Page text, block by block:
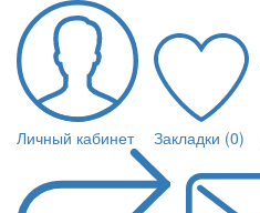
Личный кабинет Закладки (0)